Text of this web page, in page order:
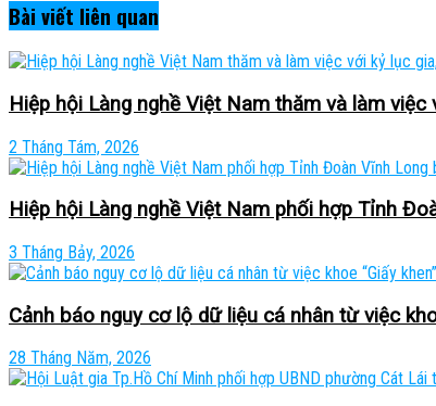
Bài viết liên quan
Hiệp hội Làng nghề Việt Nam thăm và làm
2 Tháng Tám, 2026
Hiệp hội Làng nghề Việt Nam phối hợp Tỉnh
3 Tháng Bảy, 2026
Cảnh báo nguy cơ lộ dữ liệu cá nhân từ việc
28 Tháng Năm, 2026